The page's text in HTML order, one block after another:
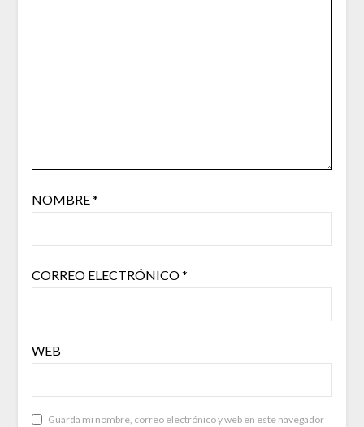
NOMBRE*
CORREO ELECTRÓNICO*
WEB
Guarda mi nombre, correo electrónico y web en este navegador